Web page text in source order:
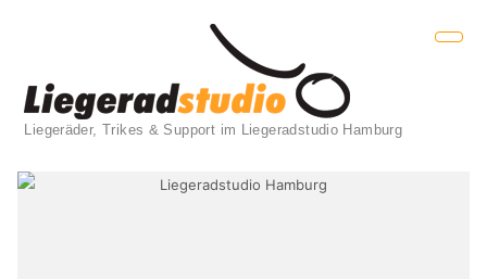
Liegeräder, Trikes & Support im Liegeradstudio Hamburg
Liegeradstudio Hamburg